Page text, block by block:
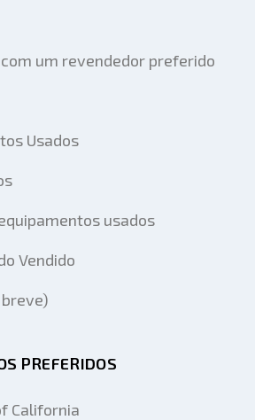
um revendedor preferido
Usados
usados
Vendido
PREFERIDOS
California